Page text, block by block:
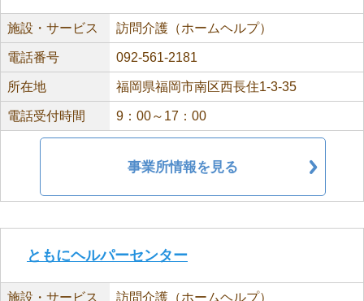
施設・サービス 訪問介護（ホームヘルプ）
電話番号 092-561-2181
所在地 福岡県福岡市南区西長住1-3-35
電話受付時間 9：00～17：00
事業所情報を見る
ともにヘルパーセンター
施設・サービス 訪問介護（ホームヘルプ）